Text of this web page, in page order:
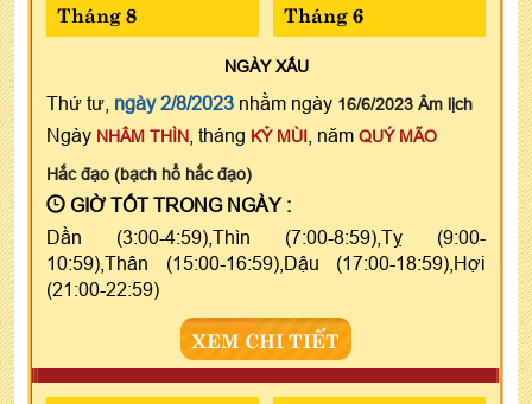
Tháng 8 Tháng 6
NGÀYXẤU
Thứ tư, ngày 2/8/2023 nhằm ngày 16/6/2023 Âm lịch
Ngày NHÂM THÌN , tháng KỶ MÙI , năm QUÝ MÃO
Hắc đạo (bạch hổ hắc đạo)
GIỜ TỐT TRONG NGÀY :
Dần (3:00-4:59),Thìn (7:00-8:59),Tỵ (9:00-
10:59),Thân (15:00-16:59),Dậu (17:00-18:59),Hợi
(21:00-22:59)
XEM CHI TIẾT